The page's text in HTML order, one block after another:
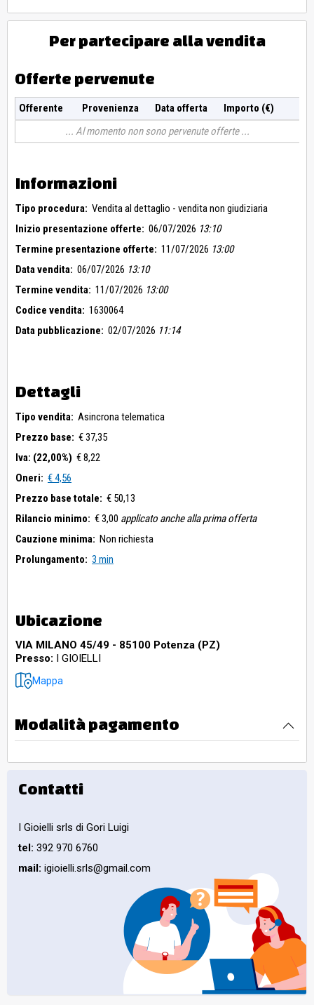
Per partecipare alla vendita
Offerte pervenute
Offerente Provenienza Data offerta
Importo (€)
Al momento non sono pervenute offerte
Informazioni
Tipo procedura: Vendita al dettaglio - vendita non giudiziaria
Inizio presentazione offerte: 06/07/2026 13:10
Termine presentazione offerte: 11/07/2026 13:00
Data vendita: 06/07/2026 13:10
Termine vendita: 11/07/2026 13:00
Codice vendita: 1630064
Data pubblicazione: 02/07/2026 11:14
Dettagli
Tipo vendita: Asincrona telematica
Prezzo base: € 37,35
Iva: (22,00%) € 8,22
Oneri: € 4,56
Prezzo base totale: € 50,13
Rilancio minimo: € 3,00 applicato anche alla prima offerta
Cauzione minima: Non richiesta
Prolungamento: 3 min
Ubicazione
VIA MILANO 45/49 - 85100 Potenza (PZ)
Presso: I GIOIELLI
Mappa
Modalità pagamento
Contatti
I Gioielli srls di Gori Luigi
tel: 392 970 6760
mail: igioielli.srls@gmail.com